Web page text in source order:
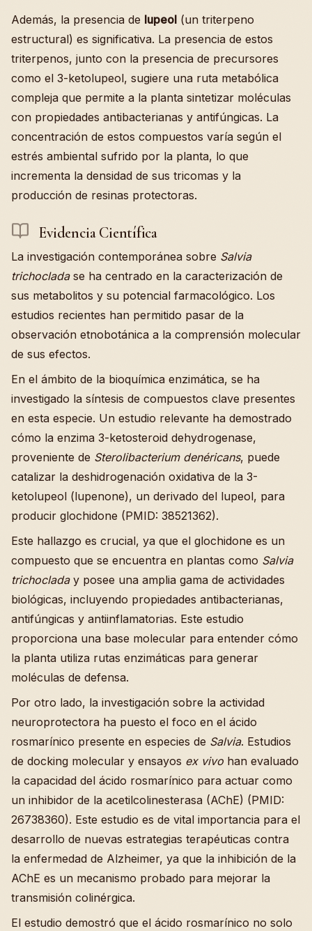
Además, la presencia de lupeol (un triterpeno
estructural) es significativa. La presencia de estos
triterpenos, junto con la presencia de precursores
como el 3-ketolupeol, sugiere una ruta metabólica
compleja que permite a la planta sintetizar moléculas
con propiedades antibacterianas y antifúngicas. La
concentración de estos compuestos varía según el
estrés ambiental sufrido por la planta, lo que
incrementa la densidad de sus tricomas y la
producción de resinas protectoras.
Evidencia Científica
La investigación contemporánea sobre Salvia
trichocladase ha centrado en la caracterización de
sus metabolitos y su potencial farmacológico. Los
estudios recientes han permitido pasar de la
observación etnobotánica a la comprensión molecular
de sus efectos.
En el ámbito de la bioquímica enzimática, se ha
investigado la síntesis de compuestos clave presentes
en esta especie. Un estudio relevante ha demostrado
cómo la enzima 3-ketosteroid dehydrogenase,
proveniente de Sterolibacterium denéricans, puede
catalizar la deshidrogenación oxidativa de la 3-
ketolupeol (lupenone), un derivado del lupeol, para
producir glochidone (PMID: 38521362).
Este hallazgo es crucial, ya que el glochidone es un
compuesto que se encuentra en plantas como Salvia
trichocladay posee una amplia gama de actividades
biológicas, incluyendo propiedades antibacterianas,
antifúngicas y antiinflamatorias. Este estudio
proporciona una base molecular para entender cómo
la planta utiliza rutas enzimáticas para generar
moléculas de defensa.
Por otro lado, la investigación sobre la actividad
neuroprotectora ha puesto el foco en el ácido
rosmarínico presente en especies de Salvia. Estudios
de docking molecular y ensayos ex vivo han evaluado
la capacidad del ácido rosmarínico para actuar como
un inhibidor de la acetilcolinesterasa (AChE) (PMID:
26738360). Este estudio es de vital importancia para el
desarrollo de nuevas estrategias terapéuticas contra
la enfermedad de Alzheimer, ya que la inhibición de la
AChE es un mecanismo probado para mejorar la
transmisión colinérgica.
El estudio demostró que el ácido rosmarínico no solo